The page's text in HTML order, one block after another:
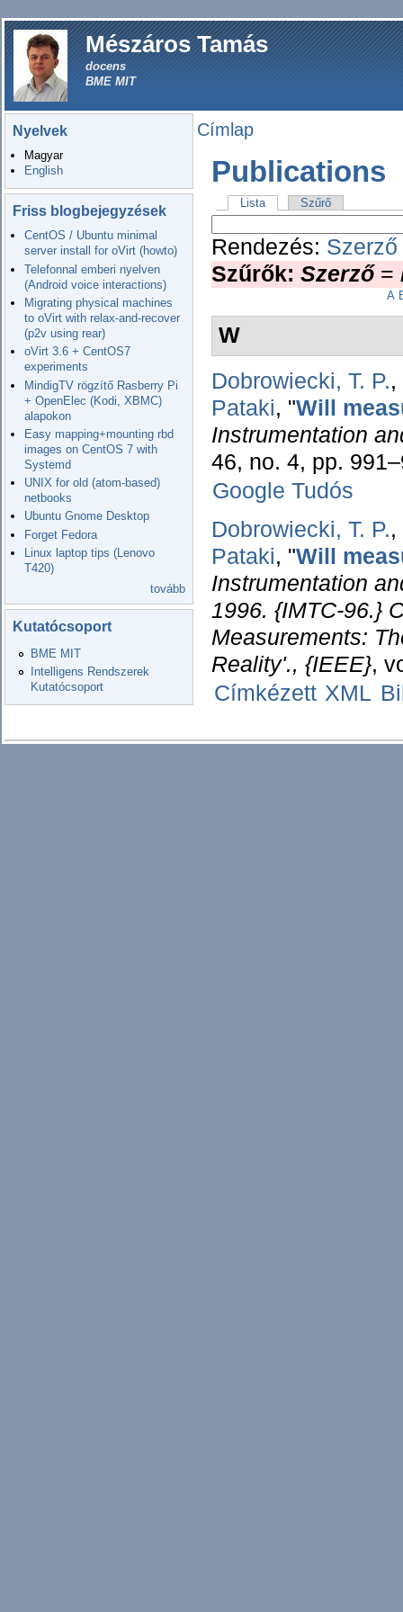
Mészáros Tamás
docens
BME MIT
Nyelvek
Magyar
English
Friss blogbejegyzések
CentOS / Ubuntu minimal
server install for oVirt (howto)
Telefonnal emberi nyelven
(Android voice interactions)
Migrating physical machines
to oVirt with relax-and-recover
(p2v using rear)
oVirt 3.6 + CentOS7
experiments
MindigTV rögzítő Rasberry Pi
+ OpenElec (Kodi, XBMC)
alapokon
Easy mapping+mounting rbd
images on CentOS 7 with
Systemd
UNIX for old (atom-based)
netbooks
Ubuntu Gnome Desktop
Forget Fedora
Linux laptop tips (Lenovo
T420)
tovább
Kutatócsoport
BME MIT
Intelligens Rendszerek
Kutatócsoport
Címlap
Publications
Lista Szűrő
Rendezés: Szerző
Szűrők: Szerző =
A
W
Dobrowiecki, T. P.,
Pataki, "Will
Instrumentation
46, no. 4, pp.
Google Tudós
Dobrowiecki, T. P.,
Pataki, "Will
Instrumentation
1996. {IMTC-96.}
Measurements:
Reality'., {IEEE},
Címkézett XML